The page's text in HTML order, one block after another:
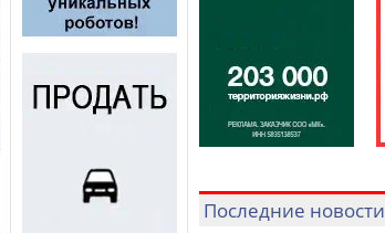
Последние новости